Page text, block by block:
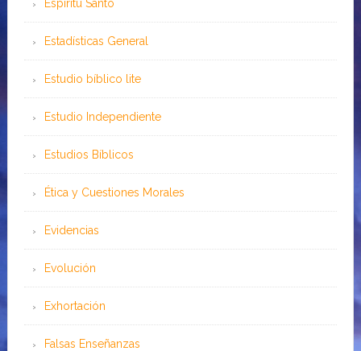
Espíritu Santo
Estadísticas General
Estudio bíblico lite
Estudio Independiente
Estudios Bíblicos
Ética y Cuestiones Morales
Evidencias
Evolución
Exhortación
Falsas Enseñanzas